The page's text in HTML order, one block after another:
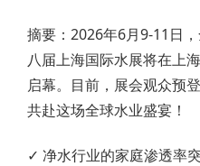
摘要：2026年6月9-11日
八届上海国际水展将在上
启幕。目前，展会观众预
共赴这场全球水业盛宴！
✓ 净水行业的家庭渗透率